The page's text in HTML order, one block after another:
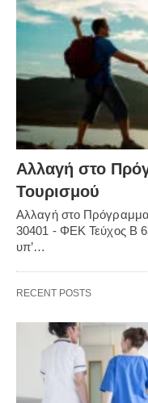
Αλλαγή στο
Τουρισμού
Αλλαγή στο Πρόγραμμα
30401 - ΦΕΚ Τεύχος Β
υπ’…
RECENT POSTS